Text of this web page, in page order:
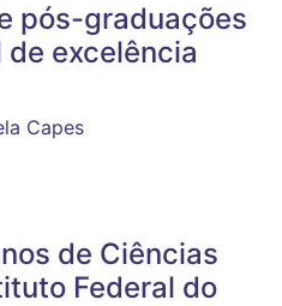
pós-graduações
de excelência
Capes
de Ciências
Federal do